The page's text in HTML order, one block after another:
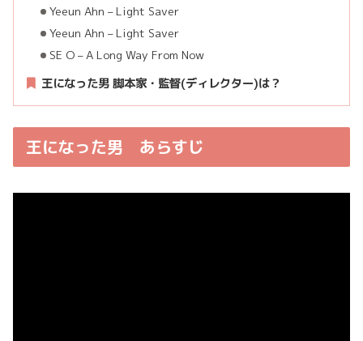
Yeeun Ahn – Light Saver
Yeeun Ahn – Light Saver
SE O – A Long Way From Now
王になった男 脚本家・監督(ディレクター)は？
王になった男 あらすじ